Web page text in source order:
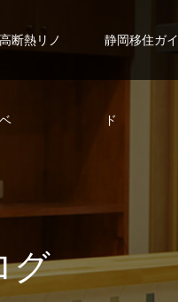
高断熱リノ
ベ
静岡移住ガイ
ド
グ